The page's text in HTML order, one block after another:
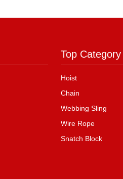
Top Category
Hoist
Chain
Webbing Sling
Wire Rope
Snatch Block